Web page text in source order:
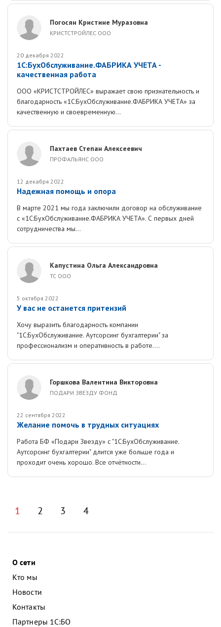
Погосян Кристине Муразовна
КРИСТСТРОЙЛЕС ООО
20 декабря 2022
1С:БухОбслуживание.ФАБРИКА УЧЕТА -
качественная работа
ООО «КРИСТСТРОЙЛЕС» выражает свою признательность и
благодарность «1С:БухОбслуживание.ФАБРИКА УЧЕТА» за
качественную и своевременную...
Пахтаев Степан Алексеевич
ПРОФАЛЬЯНС ООО
12 декабря 2022
Надежная помощь и опора
В марте 2021 мы года заключили договор на обслуживание
с «1С:БухОбслуживание.ФАБРИКА УЧЕТА». С первых дней
сотрудничества мы...
Капустина Ольга Александровна
ТС ООО
5 октября 2022
У вас не останется притензий
Хочу выразить благодарность компании
"1С:БухОбслуживание. Аутсорсинг бухгалтерии" за
профессионализм и оперативность в работе....
Горшкова Валентина Викторовна
ПОДАРИ ЗВЕЗДУ ФОНД
22 сентября 2022
Желание помочь в трудных ситуациях
Работа БФ «Подари Звезду» с "1С:БухОбслуживание.
Аутсорсинг бухгалтерии" длится уже больше года и
проходит очень хорошо. Все отчётности...
1 2 3 4
О сети
Кто мы
Новости
Контакты
Партнеры 1С:БО